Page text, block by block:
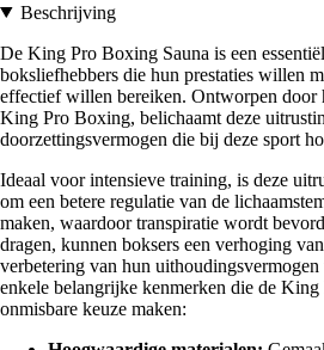
Beschrijving
De King Pro Boxing Sauna is een
boksliefhebbers die hun prestaties willen
effectief willen bereiken. Ontworpen door
King Pro Boxing, belichaamt deze
doorzettingsvermogen die bij deze sport
Ideaal voor intensieve training, is deze
om een betere regulatie van de
maken, waardoor transpiratie wordt
dragen, kunnen boksers een verhoging
verbetering van hun
enkele belangrijke kenmerken die de
onmisbare keuze maken: